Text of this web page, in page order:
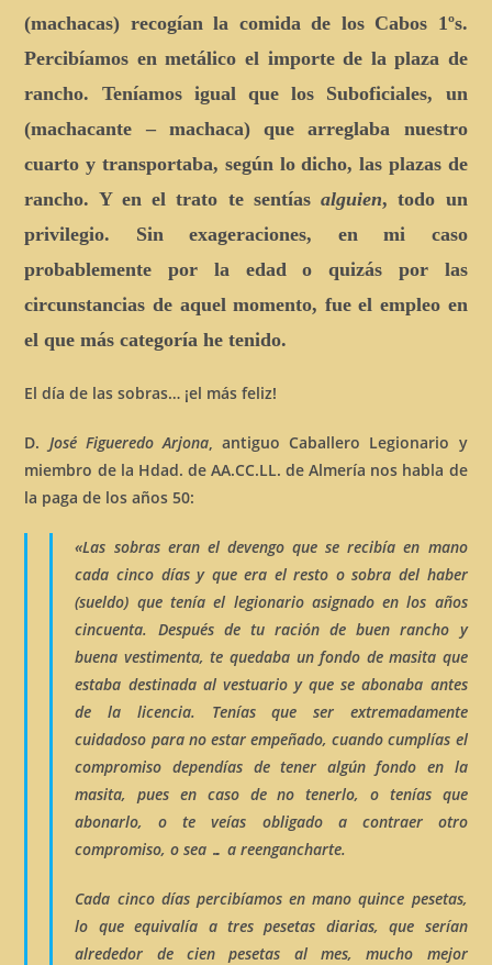
(machacas) recogían la comida de los Cabos 1ºs.
Percibíamos en metálico el importe de la plaza de
rancho. Teníamos igual que los Suboficiales, un
(machacante – machaca) que arreglaba nuestro
cuarto y transportaba, según lo dicho, las plazas de
rancho. Y en el trato te sentíasalguien, todo un
privilegio. Sin exageraciones, en mi caso
probablemente por la edad o quizás por las
circunstancias de aquel momento, fue el empleo en
el que más categoría he tenido.
El día de las sobras… ¡el más feliz!
D. José Figueredo Arjona, antiguo Caballero Legionario y
miembro de la Hdad. de AA.CC.LL. de Almería nos habla de
la paga de los años 50:
«Las sobraseran el devengo que se recibía en mano
cada cinco días y que era el resto o sobra del haber
(sueldo) que tenía el legionario asignado en los años
cincuenta. Después de tu ración de buenrancho y
buena vestimenta, te quedaba un fondo demasita que
estaba destinada al vestuario y que se abonaba antes
de la licencia. Tenías que ser extremadamente
cuidadoso para no estar empeñado, cuando cumplías el
compromiso dependías de tener algún fondo en la
masita, pues en caso de no tenerlo, o tenías que
abonarlo, o te veías obligado a contraer otro
compromiso, o sea … areengancharte.
Cada cinco días percibíamos en mano quince pesetas,
lo que equivalía a tres pesetas diarias, que serían
alrededor de cien pesetas al mes, mucho mejor